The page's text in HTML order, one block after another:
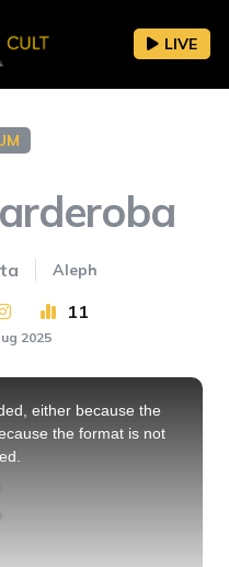
LIVE
Aleph
11
2025
either because the
the format is not